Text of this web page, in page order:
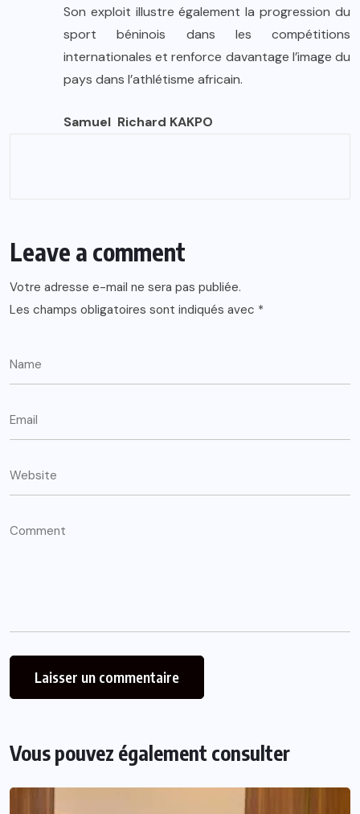
Son exploit illustre également la progression du
sport béninois dans les compétitions
internationales et renforce davantage l’image du
pays dans l’athlétisme africain.
Samuel Richard KAKPO
Leave a comment
Votre adresse e-mail ne sera pas publiée.
Les champs obligatoires sont indiqués avec *
Vous pouvez également consulter